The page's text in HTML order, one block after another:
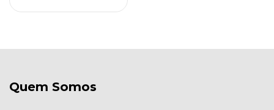
Quem Somos